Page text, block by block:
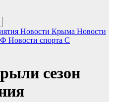
Новости Крыма Новости
Новости спорта С
сезон